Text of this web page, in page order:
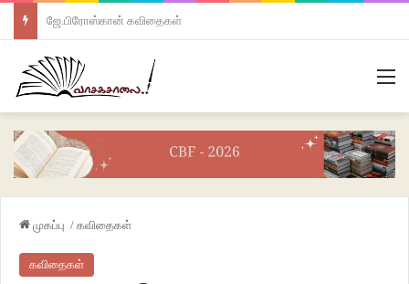
ஜே.பிரோஸ்கான் கவிதைகள்
முகப்பு / கவிதைகள்
கவிதைகள்